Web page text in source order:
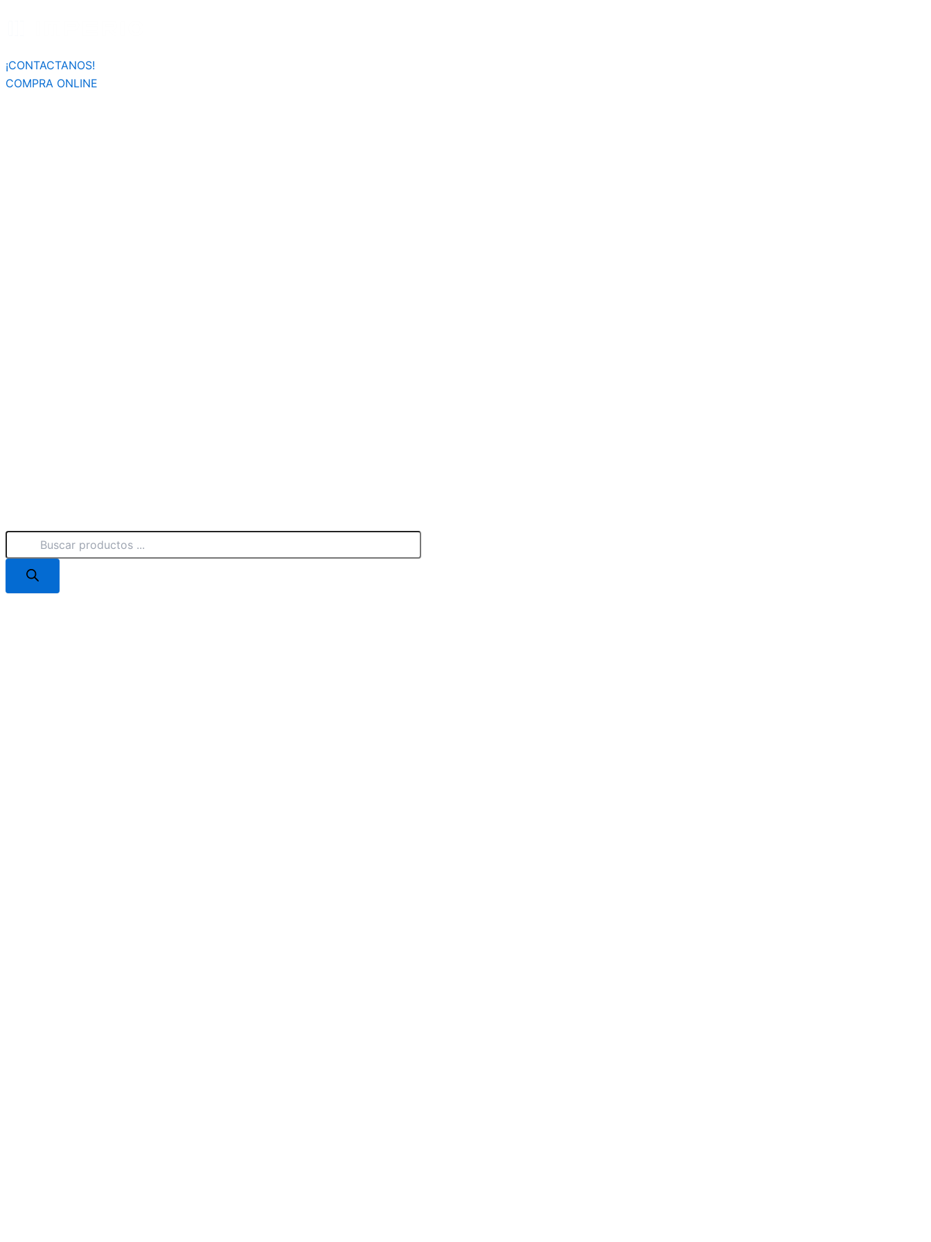
¡CONTACTANOS!
COMPRA ONLINE